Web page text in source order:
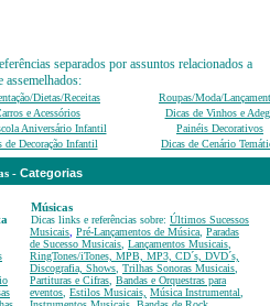
separados por assuntos relacionados a
assemelhados:
Dietas/Receitas
Roupas/Moda/
e Acessórios
Dicas de Vinhos e
Aniversário Infantil
Painéis Decorativos
de Decoração Infantil Dicas de Cenário
-
Músicas
Dicas links e referências sobre: Últimos Sucessos
Musicais Pré-Lançamentos de Música Paradas
de Sucesso Musicais Lançamentos Musicais
RingTones/iTones, MPB, MP3, CD´s, DVD´s,
Discografia, Shows Trilhas Sonoras Musicais
Partituras e Cifras Bandas e Orquestras para
eventos Estilos Musicais, Música Instrumental